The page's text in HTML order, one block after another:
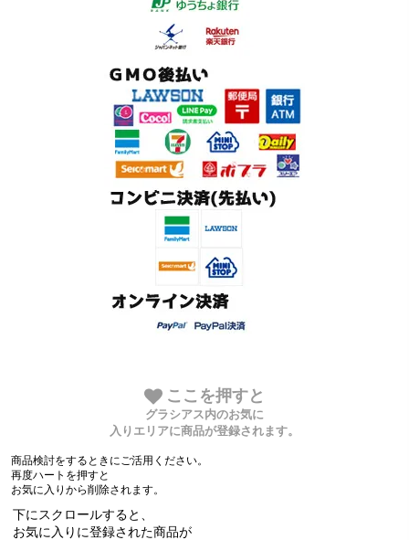
ここを押すと
グラシアス内のお気に
入りエリアに商品が登録されます。
商品検討をするときにご活用ください。
再度ハートを押すと
お気に入りから削除されます。
下にスクロールすると、
お気に入りに登録された商品が